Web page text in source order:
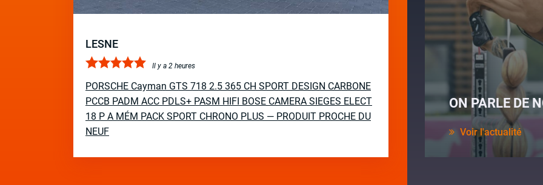
LESNE
Il y a 2 heures
PORSCHE Cayman GTS 718 2.5 365 CH SPORT DESIGN CARBONE
PCCB PADM ACC PDLS+ PASM HIFI BOSE CAMERA SIEGES ELECT
18 P A MÉM PACK SPORT CHRONO PLUS — PRODUIT PROCHE DU
NEUF
ON PARLE DE
Voir l'actualité